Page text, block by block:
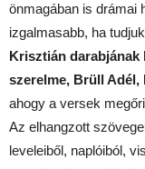
önmagában is drámai
izgalmasabb, ha
Krisztián darabjának
szerelme, Brüll Adél,
ahogy a versek
Az elhangzott
leveleiből, naplóiból,